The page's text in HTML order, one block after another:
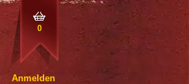
0
Anmelden